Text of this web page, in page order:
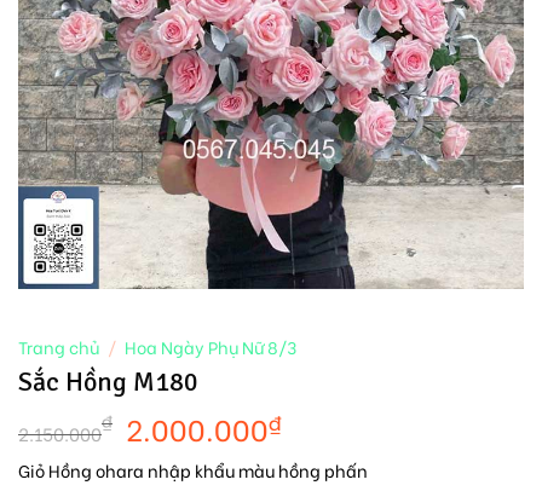
Trang chủ / Hoa Ngày Phụ Nữ 8/3
Sắc Hồng M180
2.150.000₫ 2.000.000₫
Giỏ Hồng ohara nhập khẩu màu hồng phấn